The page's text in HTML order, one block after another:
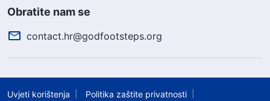
Obratite nam se
contact.hr@godfootsteps.org
Uvjeti korištenja Politika zaštite privatnosti